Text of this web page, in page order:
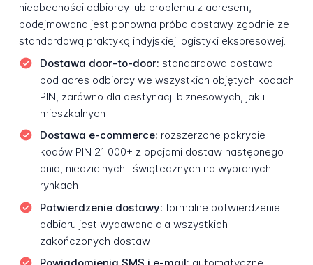
nieobecności odbiorcy lub problemu z adresem,
podejmowana jest ponowna próba dostawy zgodnie ze
standardową praktyką indyjskiej logistyki ekspresowej.
Dostawa door-to-door: standardowa dostawa
pod adres odbiorcy we wszystkich objętych kodach
PIN, zarówno dla destynacji biznesowych, jak i
mieszkalnych
Dostawa e-commerce: rozszerzone pokrycie
kodów PIN 21 000+ z opcjami dostaw następnego
dnia, niedzielnych i świątecznych na wybranych
rynkach
Potwierdzenie dostawy: formalne potwierdzenie
odbioru jest wydawane dla wszystkich
zakończonych dostaw